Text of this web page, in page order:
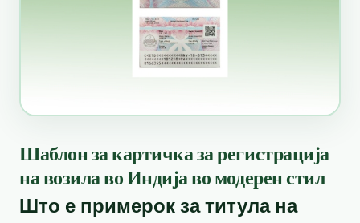
Шаблон за картичка за регистрација
на возила во Индија во модерен стил
Што е примерок за титула на